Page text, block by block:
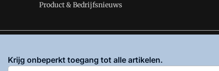
Product & Bedrijfsnieuws
enPrivacy en Cookie beleid |Privacy instellingen
Krijg onbeperkt toegang tot alle artikelen.